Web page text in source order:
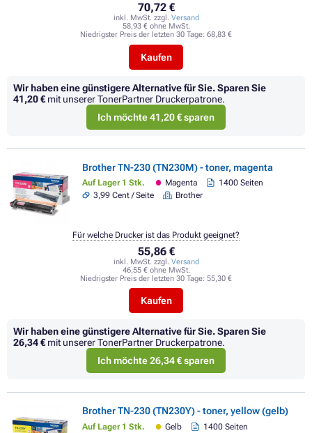
70,72 €
inkl. MwSt. zzgl. Versand
58,93 € ohne MwSt.
Niedrigster Preis der letzten 30 Tage: 68,83 €
Kaufen
Wir haben eine günstigere Alternative für Sie.Sparen Sie
41,20 € mit unserer TonerPartner Druckerpatrone.
Ich möchte 41,20 € sparen
Brother TN-230 (TN230M) - toner, magenta
Auf Lager 1 Stk. Magenta
1400 Seiten
3,99 Cent / Seite
Brother
55,86 €
inkl. MwSt. zzgl. Versand
46,55 € ohne MwSt.
Niedrigster Preis der letzten 30 Tage: 55,30 €
Kaufen
Für welche Drucker ist das Produkt geeignet?
Wir haben eine günstigere Alternative für Sie.Sparen Sie
26,34 € mit unserer TonerPartner Druckerpatrone.
Ich möchte 26,34 € sparen
Brother TN-230 (TN230Y) - toner, yellow (gelb)
Auf Lager 1 Stk. Gelb
1400 Seiten